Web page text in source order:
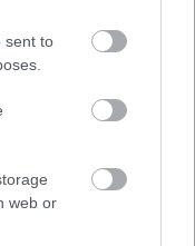
sent to
web or